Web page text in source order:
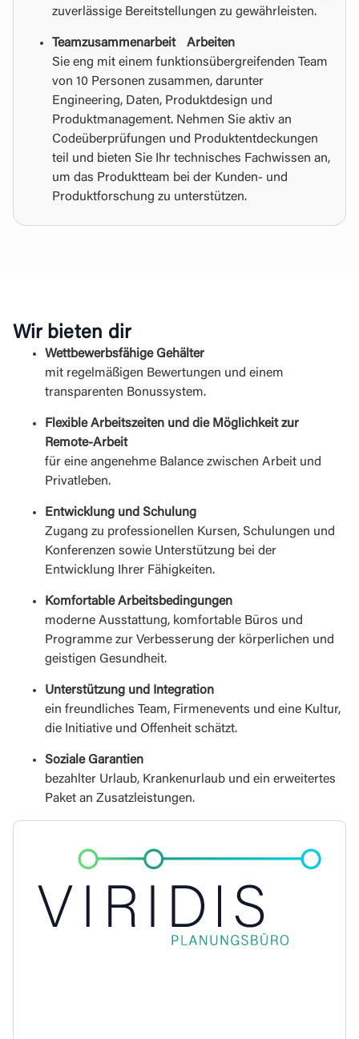
zuverlässige Bereitstellungen zu gewährleisten.
Teamzusammenarbeit Arbeiten
Sie eng mit einem funktionsübergreifenden Team
von 10 Personen zusammen, darunter
Engineering, Daten, Produktdesign und
Produktmanagement. Nehmen Sie aktiv an
Codeüberprüfungen und Produktentdeckungen
teil und bieten Sie Ihr technisches Fachwissen an,
um das Produktteam bei der Kunden- und
Produktforschung zu unterstützen.
Wir bieten dir
Wettbewerbsfähige Gehälter
mit regelmäßigen Bewertungen und einem
transparenten Bonussystem.
Flexible Arbeitszeiten und die Möglichkeit zur
Remote-Arbeit
für eine angenehme Balance zwischen Arbeit und
Privatleben.
Entwicklung und Schulung
Zugang zu professionellen Kursen, Schulungen und
Konferenzen sowie Unterstützung bei der
Entwicklung Ihrer Fähigkeiten.
Komfortable Arbeitsbedingungen
moderne Ausstattung, komfortable Büros und
Programme zur Verbesserung der körperlichen und
geistigen Gesundheit.
Unterstützung und Integration
ein freundliches Team, Firmenevents und eine Kultur,
die Initiative und Offenheit schätzt.
Soziale Garantien
bezahlter Urlaub, Krankenurlaub und ein erweitertes
Paket an Zusatzleistungen.